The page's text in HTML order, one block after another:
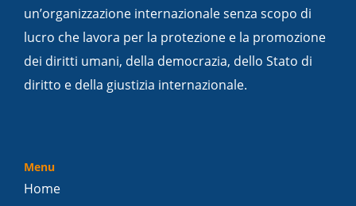
un’organizzazione internazionale senza scopo di
lucro che lavora per la protezione e la promozione
dei diritti umani, della democrazia, dello Stato di
diritto e della giustizia internazionale.
Menu
Home